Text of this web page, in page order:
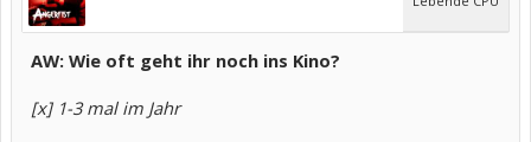
AW: Wie oft geht ihr noch ins Kino?
[x] 1-3 mal im Jahr